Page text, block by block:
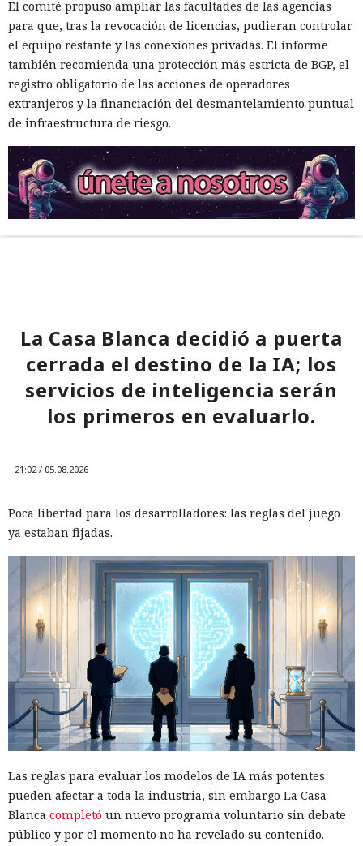
El comité propuso ampliar las facultades de las agencias
para que, tras la revocación de licencias, pudieran controlar
el equipo restante y las conexiones privadas. El informe
también recomienda una protección más estricta de BGP, el
registro obligatorio de las acciones de operadores
extranjeros y la financiación del desmantelamiento puntual
de infraestructura de riesgo.
La Casa Blanca decidió a puerta
cerrada el destino de la IA; los
servicios de inteligencia serán
los primeros en evaluarlo.
21:02 / 05.08.2026
Poca libertad para los desarrolladores: las reglas del juego
ya estaban fijadas.
Las reglas para evaluar los modelos de IA más potentes
pueden afectar a toda la industria, sin embargo La Casa
Blanca completó un nuevo programa voluntario sin debate
público y por el momento no ha revelado su contenido.